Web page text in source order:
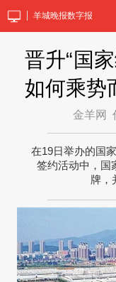
羊城晚报数字报
晋升“国
如何乘势
金羊网
在19日举办的国
签约活动中，国
牌，